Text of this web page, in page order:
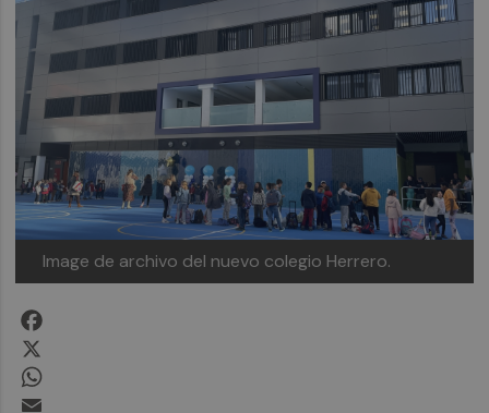
Image de archivo del nuevo colegio Herrero.